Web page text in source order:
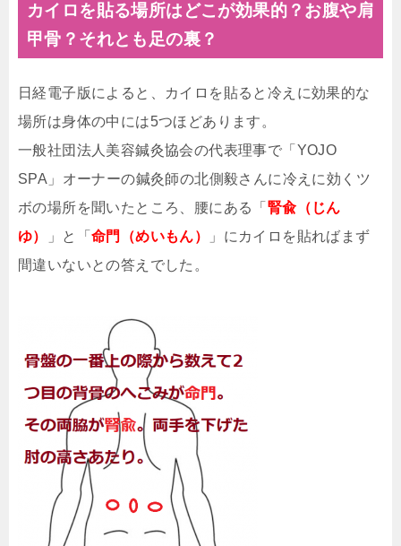
カイロを貼る場所はどこが効果的？お腹や肩
甲骨？それとも足の裏？
日経電子版によると、カイロを貼ると冷えに効果的な
場所は身体の中には5つほどあります。
一般社団法人美容鍼灸協会の代表理事で「YOJO
SPA」オーナーの鍼灸師の北側毅さんに冷えに効くツ
ボの場所を聞いたところ、腰にある「 腎兪（じん
ゆ）
」と「命門（めいもん）
」にカイロを貼ればまず
間違いないとの答えでした。